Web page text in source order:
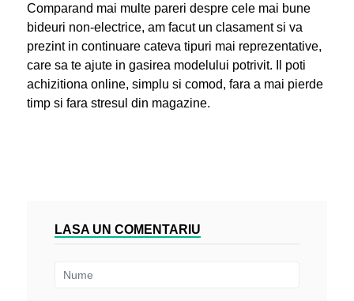
Comparand mai multe pareri despre cele mai bune
bideuri non-electrice, am facut un clasament si va
prezint in continuare cateva tipuri mai reprezentative,
care sa te ajute in gasirea modelului potrivit. Il poti
achizitiona online, simplu si comod, fara a mai pierde
timp si fara stresul din magazine.
LASA UN COMENTARIU